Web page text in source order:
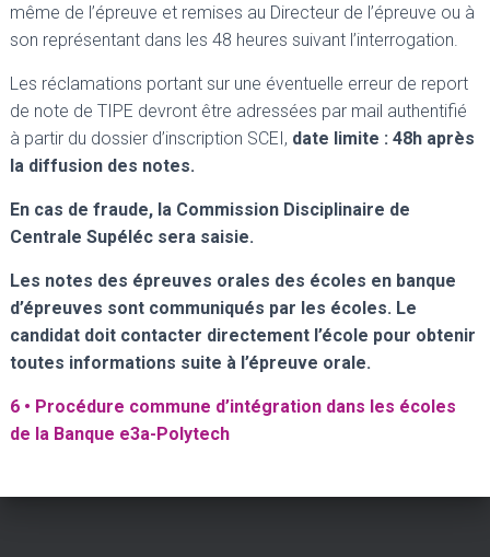
même de l’épreuve et remises au Directeur de l’épreuve ou à
son représentant dans les 48 heures suivant l’interrogation.
Les réclamations portant sur une éventuelle erreur de report
de note de TIPE devront être adressées par mail authentifié
à partir du dossier d’inscription SCEI, date limite : 48h après
la diffusion des notes.
En cas de fraude, la Commission Disciplinaire de
Centrale Supéléc sera saisie.
Les notes des épreuves orales des écoles en banque
d’épreuves sont communiqués par les écoles. Le
candidat doit contacter directement l’école pour obtenir
toutes informations suite à l’épreuve orale.
6 • Procédure commune d’intégration dans les écoles
de la Banque e3a-Polytech